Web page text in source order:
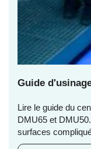
Guide
Lire le guide du
DMU65 et
surfaces